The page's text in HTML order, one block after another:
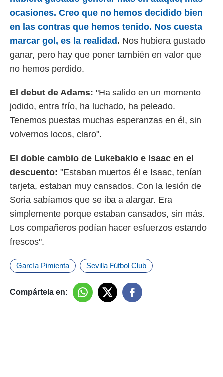
ocasiones. Creo que no hemos decidido bien
en las contras que hemos tenido. Nos cuesta
marcar gol, es la realidad . Nos hubiera gustado
ganar, pero hay que poner también en valor que
no hemos perdido.
El debut de Adams: "Ha salido en un momento
jodido, entra frío, ha luchado, ha peleado.
Tenemos puestas muchas esperanzas en él, sin
volvernos locos, claro".
El doble cambio de Lukebakio e Isaac en el
descuento: "Estaban muertos él e Isaac, tenían
tarjeta, estaban muy cansados. Con la lesión de
Soria sabíamos que se iba a alargar. Era
simplemente porque estaban cansados, sin más.
Los compañeros podían hacer esfuerzos estando
frescos".
García Pimienta Sevilla Fútbol Club
Compártela en: